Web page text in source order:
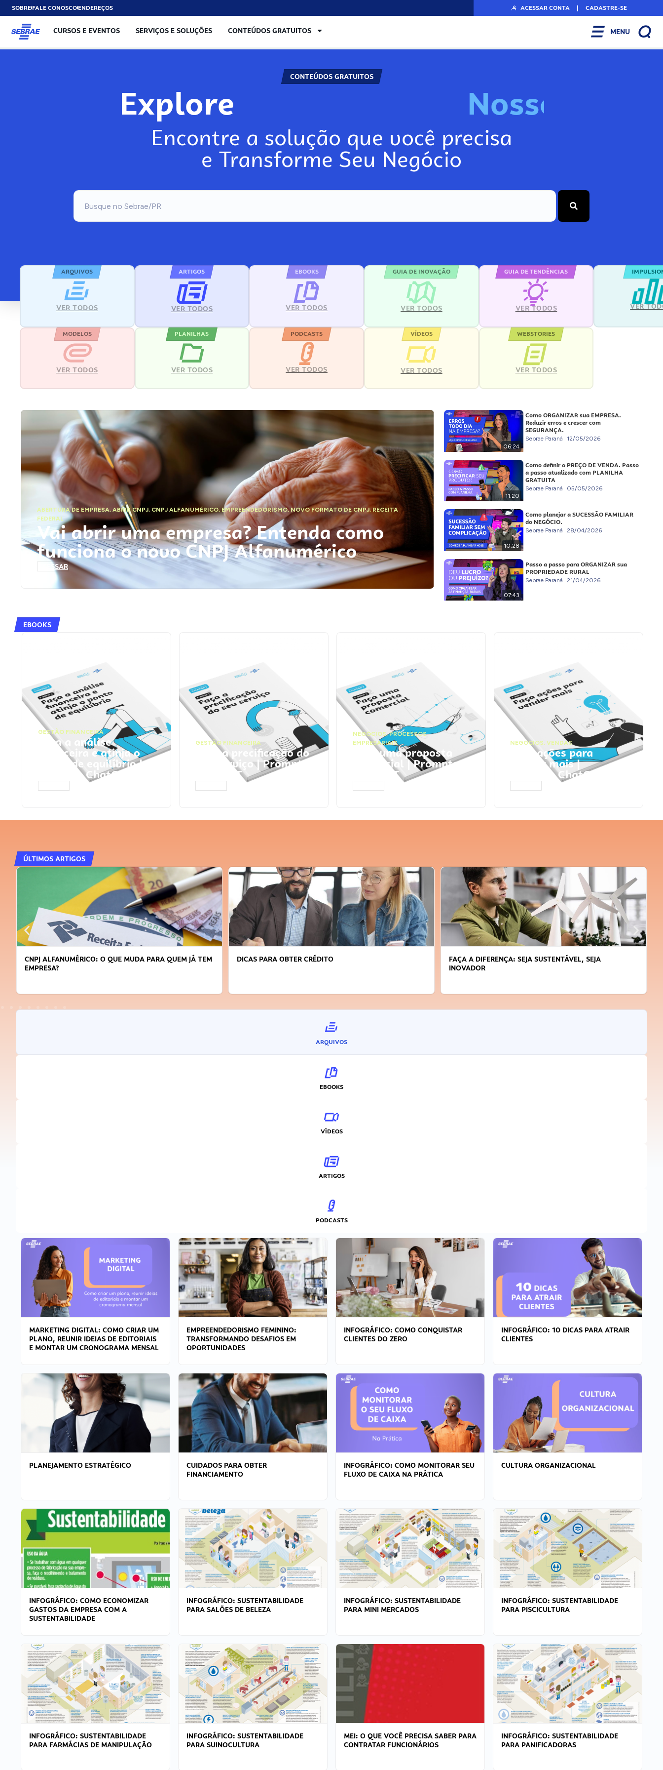
SOBREFALE CONOSCOENDEREÇOS ACESSAR CONTA | CADASTRE-SE
CURSOS E EVENTOS SERVIÇOS E SOLUÇÕES CONTEÚDOS GRATUITOS MENU
CONTEÚDOS GRATUITOS
Explore Nosso
Encontre a solução que você precisa
e Transforme Seu Negócio
ARQUIVOS
VER TODOS
ARTIGOS
VER TODOS
EBOOKS
VER TODOS
GUIA DE INOVAÇÃO
VER TODOS
GUIA DE TENDÊNCIAS
VER TODOS VER
MODELOS
VER TODOS
PLANILHAS
VER TODOS
PODCASTS
VER TODOS
VÍDEOS
VER TODOS
WEBSTORIES
VER TODOS
ABERTURA DE EMPRESA,ABRIR CNPJ, CNPJ ALFANUMÉRICO, EMPREENDEDORISMO,NOVO FORMATO DE CNPJ,RECEITA
FEDERAL
Vai abrir uma empresa? Entenda como
funciona o novo CNPJ Alfanumérico
ACESSAR
06:24
Como ORGANIZAR sua EMPRESA.
Reduzir erros e crescer com
SEGURANÇA.
Sebrae Paraná 12/05/2026
11:20
Como definir o PREÇO DE VENDA. Passo
a passo atualizado com PLANILHA
GRATUITA
Sebrae Paraná 05/05/2026
10:28
Como planejar a SUCESSÃO FAMILIAR
do NEGÓCIO.
Sebrae Paraná 28/04/2026
07:43
Passo a passo para ORGANIZAR sua
PROPRIEDADE RURAL
Sebrae Paraná 21/04/2026
EBOOKS
GESTÃO FINANCEIRA
Faça a análise
financeira e atinja o
ponto de equilíbrio |
Prompts ChatGPT
GESTÃO FINANCEIRA
Faça a precificação do
seu serviço | Prompts
ChatGPT
NEGÓCIOS,PROCESSOS
EMPRESARIAIS
Faça uma proposta
comercial | Prompts
ChatGPT
NEGÓCIOS, VENDAS
Faça ações para
vender mais |
Prompts ChatGPT
ÚLTIMOS ARTIGOS
CNPJ ALFANUMÉRICO: O QUE MUDA PARA QUEM JÁ TEM
EMPRESA?
DICAS PARA OBTER CRÉDITO
FAÇA A DIFERENÇA: SEJA SUSTENTÁVEL, SEJA
INOVADOR
ARQUIVOS
EBOOKS
VÍDEOS
ARTIGOS
PODCASTS
MARKETING DIGITAL: COMO CRIAR UM
PLANO, REUNIR IDEIAS DE EDITORIAIS
E MONTAR UM CRONOGRAMA MENSAL
EMPREENDEDORISMO FEMININO:
TRANSFORMANDO DESAFIOS EM
OPORTUNIDADES
INFOGRÁFICO: COMO CONQUISTAR
CLIENTES DO ZERO
INFOGRÁFICO: 10 DICAS PARA ATRAIR
CLIENTES
PLANEJAMENTO ESTRATÉGICO
CUIDADOS PARA OBTER
FINANCIAMENTO
INFOGRÁFICO: COMO MONITORAR SEU
FLUXO DE CAIXA NA PRÁTICA
CULTURA ORGANIZACIONAL
INFOGRÁFICO: COMO ECONOMIZAR
GASTOS DA EMPRESA COM A
SUSTENTABILIDADE
INFOGRÁFICO: SUSTENTABILIDADE
PARA SALÕES DE BELEZA
INFOGRÁFICO: SUSTENTABILIDADE
PARA MINI MERCADOS
INFOGRÁFICO: SUSTENTABILIDADE
PARA PISCICULTURA
INFOGRÁFICO: SUSTENTABILIDADE
PARA FARMÁCIAS DE MANIPULAÇÃO
INFOGRÁFICO: SUSTENTABILIDADE
PARA SUINOCULTURA
MEI: O QUE VOCÊ PRECISA SABER PARA
CONTRATAR FUNCIONÁRIOS
INFOGRÁFICO: SUSTENTABILIDADE
PARA PANIFICADORAS